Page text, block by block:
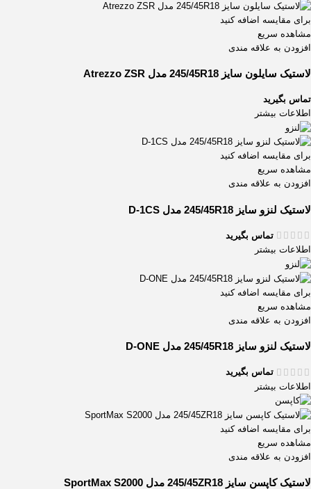
برای مقایسه اضافه کنید
مشاهده سریع
افزودن به علاقه مندی
لاستیک سایلون سایز 245/45R18 مدل Atrezzo ZSR
تماس بگیرید
اطلاعات بیشتر
برای مقایسه اضافه کنید
مشاهده سریع
افزودن به علاقه مندی
لاستیک لنزو سایز 245/45R18 مدل D-1CS
تماس بگیرید
اطلاعات بیشتر
برای مقایسه اضافه کنید
مشاهده سریع
افزودن به علاقه مندی
لاستیک لنزو سایز 245/45R18 مدل D-ONE
تماس بگیرید
اطلاعات بیشتر
برای مقایسه اضافه کنید
مشاهده سریع
افزودن به علاقه مندی
لاستیک کاپسن سایز 245/45ZR18 مدل SportMax S2000